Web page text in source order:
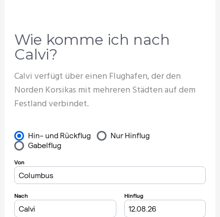
Wie komme ich nach
Calvi?
Calvi verfügt über einen Flughafen, der den
Norden Korsikas mit mehreren Städten auf dem
Festland verbindet.